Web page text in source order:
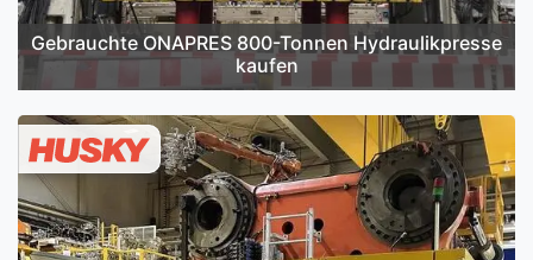
Gebrauchte ONAPRES 800-Tonnen Hydraulikpresse
kaufen